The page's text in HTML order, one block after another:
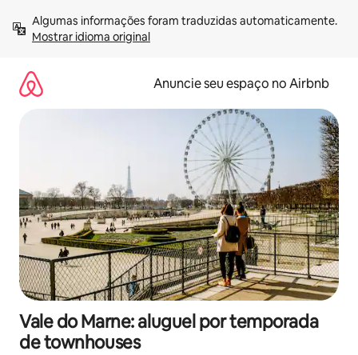
para
Mostrar idioma original
Anuncie seu espaço no Airbnb
Vale do Marne: aluguel por temporada
de townhouses